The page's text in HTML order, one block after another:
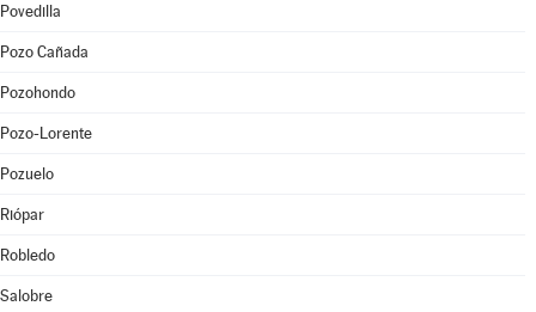
Povedilla
Pozo Cañada
Pozohondo
Pozo-Lorente
Pozuelo
Riópar
Robledo
Salobre